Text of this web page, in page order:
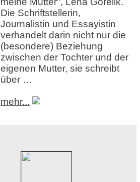
Die Schriftstellerin,
Journalistin und Essayistin
verhandelt darin nicht nur die
(besondere) Beziehung
zwischen der Tochter und der
eigenen Mutter, sie schreibt
über …
mehr...